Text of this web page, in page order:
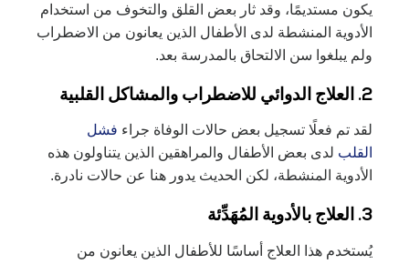
يكون مستديمًا، وقد ثار بعض القلق والتخوف من استخدام
الأدوية المنشطة لدى الأطفال الذين يعانون من الاضطراب
ولم يبلغوا سن الالتحاق بالمدرسة بعد.
2. العلاج الدوائي للاضطراب والمشاكل القلبية
لقد تم فعلًا تسجيل بعض حالات الوفاة جراء فشل
القلب لدى بعض الأطفال والمراهقين الذين يتناولون هذه
الأدوية المنشطة، لكن الحديث يدور هنا عن حالات نادرة.
3. العلاج بالأدوية المُهَدِّئة
يُستخدم هذا العلاج أساسًا للأطفال الذين يعانون من